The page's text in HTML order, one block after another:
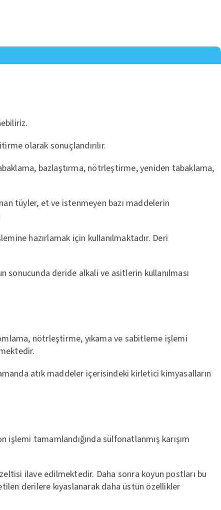
olarak sonuçlandırılır.
bazlaştırma, nötrleştirme, yeniden tabaklama,
tüyler, et ve istenmeyen bazı maddelerin
hazırlamak için kullanılmaktadır. Deri
sonucunda deride alkali ve asitlerin kullanılması
nötrleştirme, yıkama ve sabitleme işlemi
atık maddeler içerisindeki kirletici kimyasalların
işlemi tamamlandığında sülfonatlanmış karışım
ilave edilmektedir. Daha sonra koyun postları bu
derilere kıyaslanarak daha üstün özellikler